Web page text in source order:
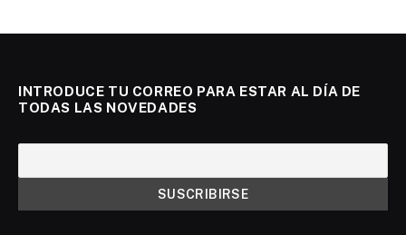
INTRODUCE TU CORREO PARA ESTAR AL DÍA DE
TODAS LAS NOVEDADES